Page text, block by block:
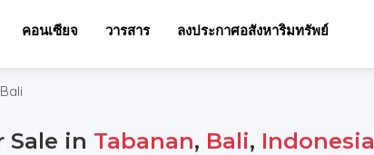
คอนเซียจ วารสาร ลงประกาศอสังหาริมทรัพย์
Bali
Sale in Tabanan, Bali, Indonesia